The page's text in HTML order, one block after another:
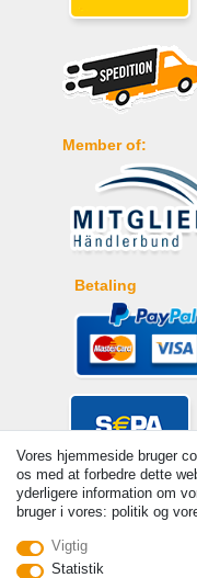
Member of:
Betaling
Vores hjemmeside bruger
os med at forbedre dette
yderligere information om
bruger i vores: politik og
Vigtig
Statistik